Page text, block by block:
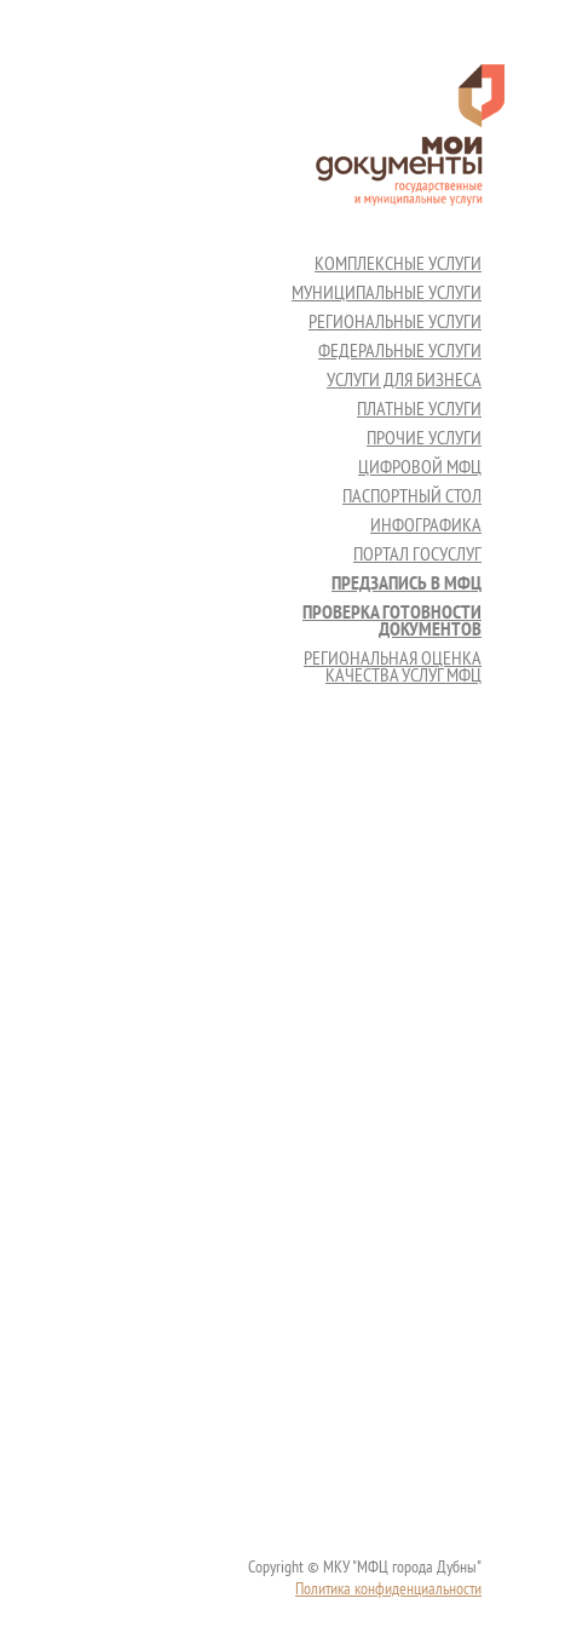
КОМПЛЕКСНЫЕ УСЛУГИ
МУНИЦИПАЛЬНЫЕ УСЛУГИ
РЕГИОНАЛЬНЫЕ УСЛУГИ
ФЕДЕРАЛЬНЫЕ УСЛУГИ
УСЛУГИ ДЛЯ БИЗНЕСА
ПЛАТНЫЕ УСЛУГИ
ПРОЧИЕ УСЛУГИ
ЦИФРОВОЙ МФЦ
ПАСПОРТНЫЙ СТОЛ
ИНФОГРАФИКА
ПОРТАЛ ГОСУСЛУГ
ПРЕДЗАПИСЬ В МФЦ
ПРОВЕРКА ГОТОВНОСТИ
ДОКУМЕНТОВ
РЕГИОНАЛЬНАЯ ОЦЕНКА
КАЧЕСТВА УСЛУГ МФЦ
Copyright © МКУ "МФЦ города Дубны"
Политика конфиденциальности